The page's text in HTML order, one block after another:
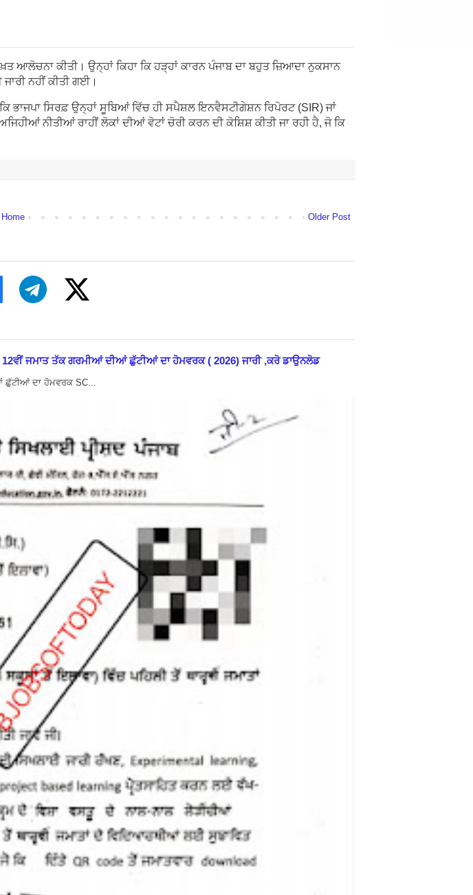
ਆਲੋਚਨਾ ਕੀਤੀ। ਉਨ੍ਹਾਂ ਕਿਹਾ ਕਿ ਹੜ੍ਹਾਂ ਕਾਰਨ ਪੰਜਾਬ ਦਾ ਬਹੁਤ ਜ਼ਿਆਦਾ ਨੁਕਸਾਨ
ਨਹੀਂ ਕੀਤੀ ਗਈ।
ਭਾਜਪਾ ਸਿਰਫ਼ ਉਨ੍ਹਾਂ ਸੂਬਿਆਂ ਵਿੱਚ ਹੀ ਸਪੈਸ਼ਲ ਇਨਵੈਸਟੀਗੇਸ਼ਨ ਰਿਪੋਰਟ (SIR) ਜਾਂ
ਨੀਤੀਆਂ ਰਾਹੀਂ ਲੋਕਾਂ ਦੀਆਂ ਵੋਟਾਂ ਚੋਰੀ ਕਰਨ ਦੀ ਕੋਸ਼ਿਸ਼ ਕੀਤੀ ਜਾ ਰਹੀ ਹੈ, ਜੋ ਕਿ
Older Post
Home
12ਵੀਂ ਜਮਾਤ ਤੱਕ ਗਰਮੀਆਂ ਦੀਆਂ ਛੁੱਟੀਆਂ ਦਾ ਹੋਮਵਰਕ ( 2026) ਜਾਰੀ ,ਕਰੋ ਡਾਉਨਲੋਡ
ਛੁੱਟੀਆਂ ਦਾ ਹੋਮਵਰਕ SC...